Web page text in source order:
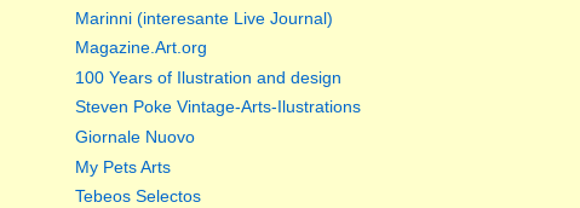
Marinni (interesante Live Journal)
Magazine.Art.org
100 Years of Ilustration and design
Steven Poke Vintage-Arts-Ilustrations
Giornale Nuovo
My Pets Arts
Tebeos Selectos